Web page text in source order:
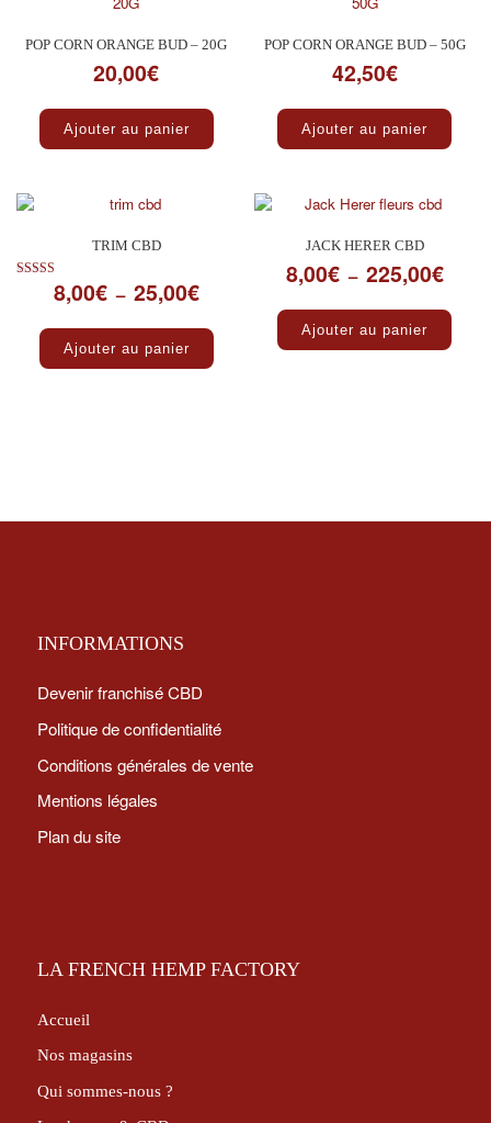
POP CORN ORANGE BUD – 20G
20,00€
Ajouter au panier
POP CORN ORANGE BUD – 50G
42,50€
Ajouter au panier
TRIM CBD
Note
5.008,00€ – 25,00€Plage de prix : 8,00€ à 25,00€
Ajouter au panier
Ce produit a plusieurs variations. Les
JACK HERER CBD
8,00€ – 225,00€Plage
Ajouter au panier
INFORMATIONS
Devenir franchisé CBD
Politique de confidentialité
Conditions générales de vente
Mentions légales
Plan du site
LA FRENCH HEMP FACTORY
Accueil
Nos magasins
Qui sommes-nous ?